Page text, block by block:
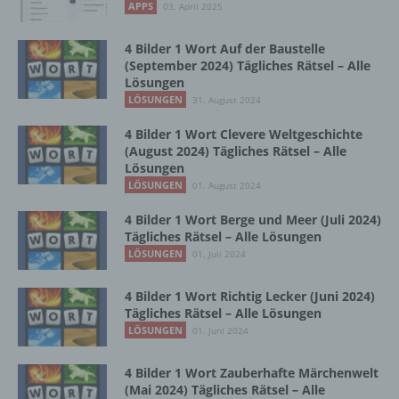
APPS 03. April 2025
4 Bilder 1 Wort Auf der Baustelle
(September 2024) Tägliches Rätsel – Alle
Lösungen
LÖSUNGEN 31. August 2024
4 Bilder 1 Wort Clevere Weltgeschichte
(August 2024) Tägliches Rätsel – Alle
Lösungen
LÖSUNGEN 01. August 2024
4 Bilder 1 Wort Berge und Meer (Juli 2024)
Tägliches Rätsel – Alle Lösungen
LÖSUNGEN 01. Juli 2024
4 Bilder 1 Wort Richtig Lecker (Juni 2024)
Tägliches Rätsel – Alle Lösungen
LÖSUNGEN 01. Juni 2024
4 Bilder 1 Wort Zauberhafte Märchenwelt
(Mai 2024) Tägliches Rätsel – Alle
lesbar und verständlich sein. Um dies zu
gewährleisten, möchten wir vorab die verwendeten
Begrifflichkeiten erläutern.
Wir verwenden in dieser Datenschutzerklärung
unter anderem die folgenden Begriffe:
a) personenbezogene Daten
Personenbezogene Daten sind alle
Informationen, die sich auf eine identifizierte
oder identifizierbare natürliche Person (im
Folgenden „betroffene Person") beziehen.
Als identifizierbar wird eine natürliche
Person angesehen, die direkt oder indirekt,
insbesondere mittels Zuordnung zu einer
Kennung wie einem Namen, zu einer
Kennnummer, zu Standortdaten, zu einer
mehreren besonderen Merkmalen, die
Ausdruck der physischen, physiologischen,